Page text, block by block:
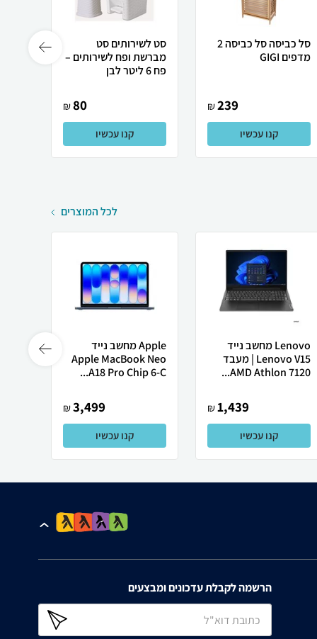
סל כביסה סל כביסה 2
מדפים GIGI
239
₪
קנו עכשיו
סט לשירותים סט
מברשת ופח לשירותים –
פח 6 ליטר לבן
80
₪
קנו עכשיו
לכל המוצרים
Lenovo מחשב נייד
Lenovo V15 | מעבד
AMD Athlon 7120...
1,439
₪
קנו עכשיו
Apple מחשב נייד
Apple MacBook Neo
A18 Pro Chip 6-C...
3,499
₪
קנו עכשיו
הרשמה לקבלת עדכונים ומבצעים